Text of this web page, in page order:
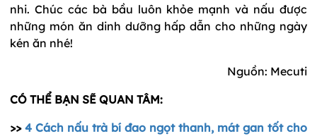
nhi. Chúc các bà bầu luôn khỏe mạnh và nấu được
những món ăn dinh dưỡng hấp dẫn cho những ngày
kén ăn nhé!
Nguồn: Mecuti
CÓ THỂ BẠN SẼ QUAN TÂM:
>> 4 Cách nấu trà bí đao ngọt thanh, mát gan tốt cho